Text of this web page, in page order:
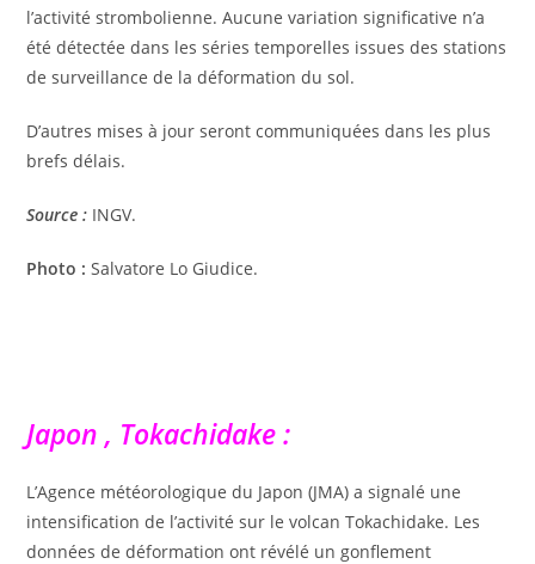
l’activité strombolienne. Aucune variation significative n’a
été détectée dans les séries temporelles issues des stations
de surveillance de la déformation du sol.
D’autres mises à jour seront communiquées dans les plus
brefs délais.
Source : INGV.
Photo :Salvatore Lo Giudice.
Japon , Tokachidake :
L’Agence météorologique du Japon (JMA) a signalé une
intensification de l’activité sur le volcan Tokachidake. Les
données de déformation ont révélé un gonflement